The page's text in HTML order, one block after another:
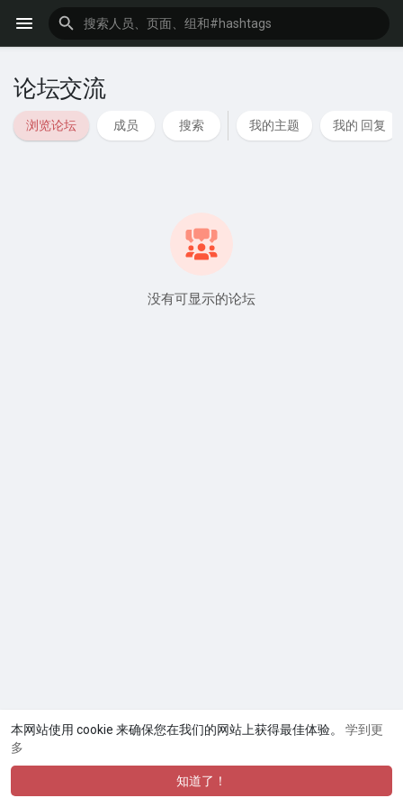
本网站使用 cookie 来确保您在我们的网站上获得最佳体验。 学到更
多
知道了！
论坛交流
浏览论坛 成员 搜索 我的主题 我的 回复
没有可显示的论坛